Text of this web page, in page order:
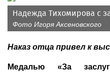
Надежда Тихомирова с
Фото Игоря Аксеновского
Наказ отца привел к
Медалью «За